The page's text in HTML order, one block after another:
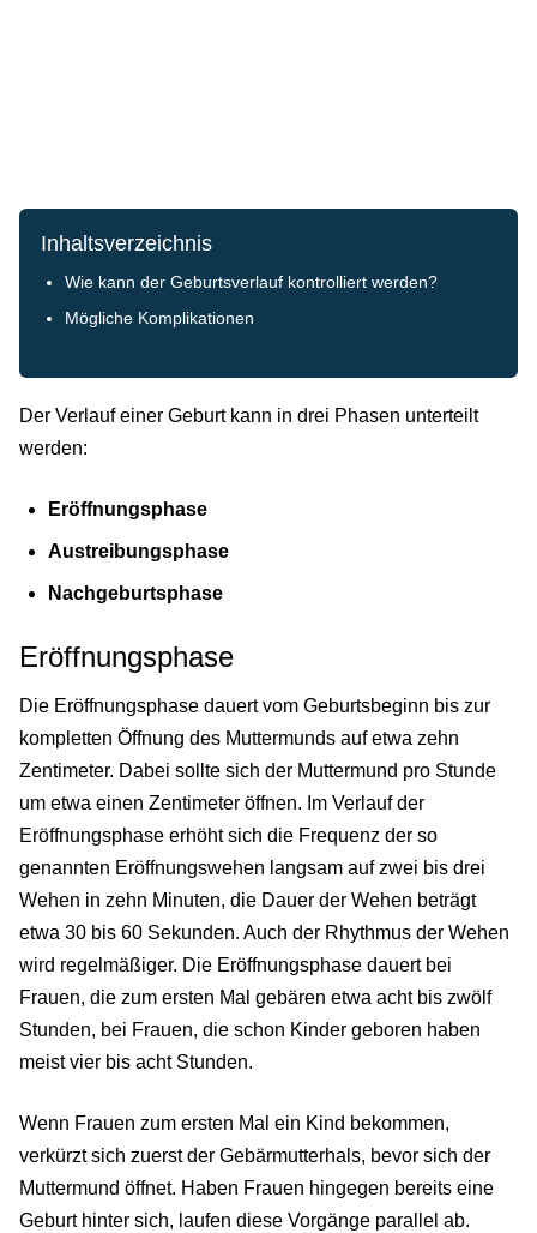
Inhaltsverzeichnis
Wie kann der Geburtsverlauf kontrolliert werden?
Mögliche Komplikationen
Der Verlauf einer Geburt kann in drei Phasen unterteilt
werden:
Eröffnungsphase
Austreibungsphase
Nachgeburtsphase
Eröffnungsphase
Die Eröffnungsphase dauert vom Geburtsbeginn bis zur
kompletten Öffnung des Muttermunds auf etwa zehn
Zentimeter. Dabei sollte sich der Muttermund pro Stunde
um etwa einen Zentimeter öffnen. Im Verlauf der
Eröffnungsphase erhöht sich die Frequenz der so
genannten Eröffnungswehen langsam auf zwei bis drei
Wehen in zehn Minuten, die Dauer der Wehen beträgt
etwa 30 bis 60 Sekunden. Auch der Rhythmus der Wehen
wird regelmäßiger. Die Eröffnungsphase dauert bei
Frauen, die zum ersten Mal gebären etwa acht bis zwölf
Stunden, bei Frauen, die schon Kinder geboren haben
meist vier bis acht Stunden.
Wenn Frauen zum ersten Mal ein Kind bekommen,
verkürzt sich zuerst der Gebärmutterhals, bevor sich der
Muttermund öffnet. Haben Frauen hingegen bereits eine
Geburt hinter sich, laufen diese Vorgänge parallel ab.